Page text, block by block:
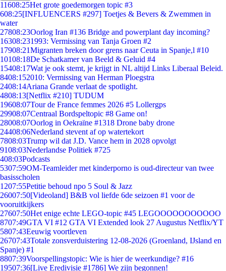
11608:25Het grote goedemorgen topic #3
608:25[INFLUENCERS #297] Toetjes & Bevers & Zwemmen in
water
27808:23Oorlog Iran #136 Bridge and powerplant day incoming?
16308:231993: Vermissing van Tanja Groen #2
17908:21Migranten breken door grens naar Ceuta in Spanje,l #10
10108:18De Schatkamer van Beeld & Geluid #4
15408:17Wat je ook stemt, je krijgt in NL altijd Links Liberaal Beleid.
8408:152010: Vermissing van Herman Ploegstra
2408:14Ariana Grande verlaat de spotlight.
4808:13[Netflix #210] TUDUM
19608:07Tour de France femmes 2026 #5 Lollergps
29908:07Centraal Bordspeltopic #8 Game on!
28008:07Oorlog in Oekraïne #1318 Drone baby drone
24408:06Nederland stevent af op watertekort
7808:03Trump wil dat J.D. Vance hem in 2028 opvolgt
9108:03Nederlandse Politiek #725
408:03Podcasts
5307:59OM-Teamleider met kinderporno is oud-directeur van twee
basisscholen
1207:55Petitie behoud npo 5 Soul & Jazz
26007:50[Videoland] B&B vol liefde 6de seizoen #1 voor de
vooruitkijkers
27607:50Het enige echte LEGO-topic #45 LEGOOOOOOOOOOO
8707:49GTA VI #12 GTA VI Extended look 27 Augustus Netflix/YT
5807:43Eeuwig voortleven
26707:43Totale zonsverduistering 12-08-2026 (Groenland, IJsland en
Spanje) #1
8807:39Voorspellingstopic: Wie is hier de weerkundige? #16
19507:36[Live Eredivisie #1786] We zijn begonnen!